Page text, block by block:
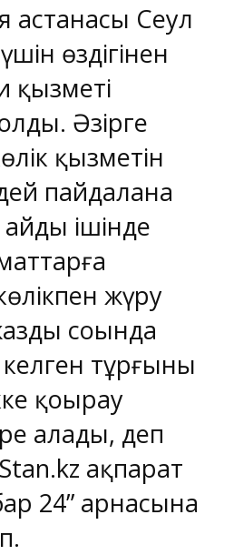
астанасы Сеул
өздігінен
қызметі
Әзірге
қызметін
пайдалана
ішінде
жүру
соңында
келген тұрғыны
қоңырау
алады, деп
Stan.kz ақпарат
24” арнасына